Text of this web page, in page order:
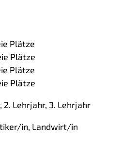
Plätze
Plätze
Plätze
Plätze
2. Lehrjahr, 3. Lehrjahr
in, Landwirt/in